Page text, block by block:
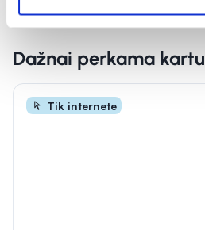
Dažnai perkama kartu
Tik internete